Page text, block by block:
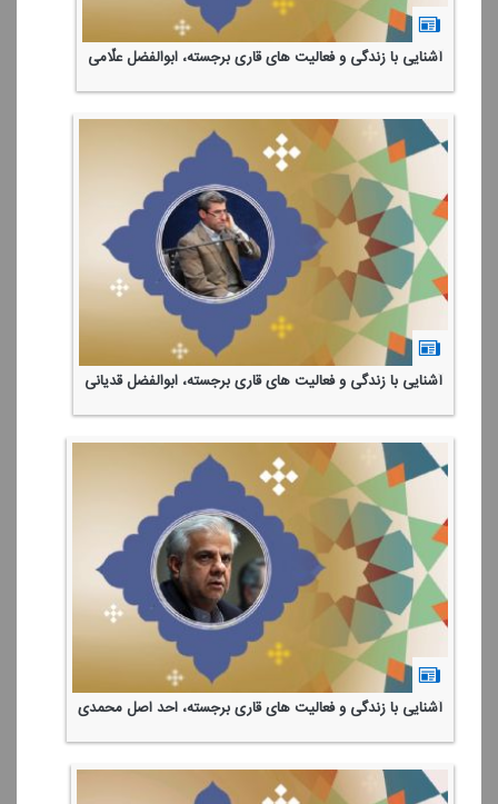
آشنایی با زندگی و فعالیت های قاری برجسته، ابوالفضل علّامی
آشنایی با زندگی و فعالیت های قاری برجسته، ابوالفضل قدیانی
آشنایی با زندگی و فعالیت های قاری برجسته، احد اصل محمدی